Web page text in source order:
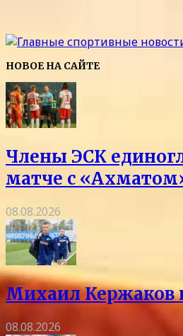
НОВОЕ НА САЙТЕ
Члены ЭСК
матче с
08.08.2026
Михаил Кержаков
08.08.2026